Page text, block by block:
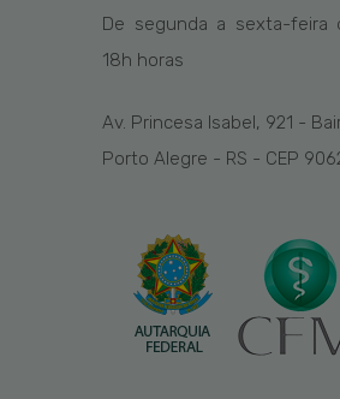
De segunda a sexta-feira
18h horas
Av. Princesa Isabel, 921 -
Porto Alegre - RS - CEP